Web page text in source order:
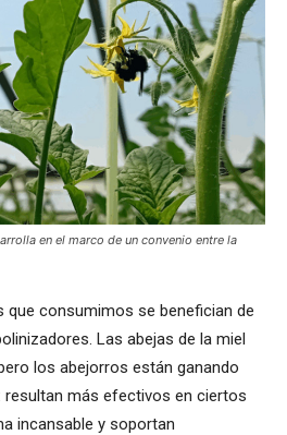
en el marco de un convenio entre la
que consumimos se benefician de
Las abejas de la miel
los abejorros están ganando
más efectivos en ciertos
incansable y soportan